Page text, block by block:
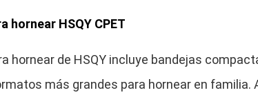
hornear HSQY CPET
hornear de HSQY incluye bandejas
más grandes para hornear en